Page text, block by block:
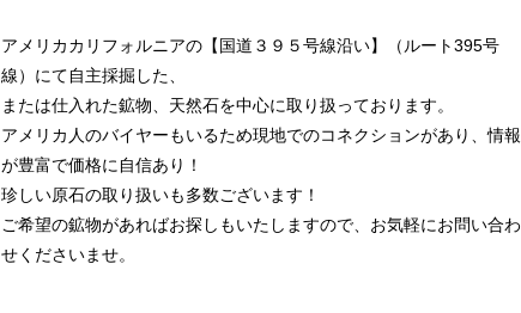
アメリカカリフォルニアの【国道３９５号線沿い】（ルート395号
線）にて自主採掘した、
または仕入れた鉱物、天然石を中心に取り扱っております。
アメリカ人のバイヤーもいるため現地でのコネクションがあり、情報
が豊富で価格に自信あり！
珍しい原石の取り扱いも多数ございます！
ご希望の鉱物があればお探しもいたしますので、お気軽にお問い合わ
せくださいませ。